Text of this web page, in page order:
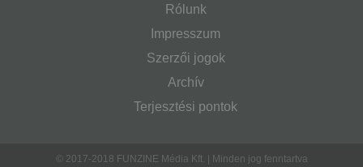
Rólunk
Impresszum
Szerzői jogok
Archív
Terjesztési pontok
© 2017-2018 FUNZINE Média Kft. | Minden jog fenntartva